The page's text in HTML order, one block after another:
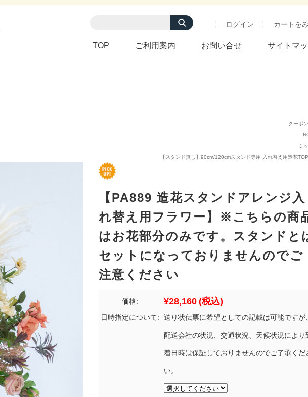
ログイン カートを
TOP ご利用案内 お問い合せ サイトマ
クーポ
ミ
【スタンド無し】90cm/120cmスタンド専用 入れ替え用造花
【PA889 造花スタンドアレンジ入
れ替え用フラワー】※こちらの商
はお花部分のみです。スタンドと
セットになっておりませんのでご
注意ください
価格: ¥28,160 (税込)
日時指定について: 送り状伝票に希望としての記載は可能ですが
配送会社の状況、交通状況、天候状況により
着日時は保証しておりませんのでご了承くだ
い。